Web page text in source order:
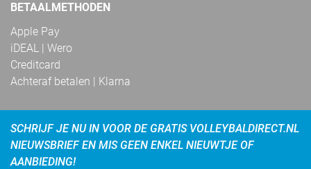
BETAALMETHODEN
Apple Pay
iDEAL | Wero
Creditcard
Achteraf betalen | Klarna
SCHRIJF JE NU IN VOOR DE GRATIS VOLLEYBALDIRECT.NL
NIEUWSBRIEF EN MIS GEEN ENKEL NIEUWTJE OF
AANBIEDING!